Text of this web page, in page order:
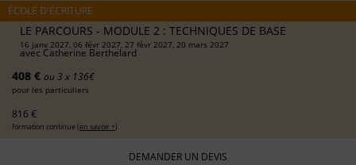
ÉCOLE D'ÉCRITURE
LE PARCOURS - MODULE 2 : TECHNIQUES DE BASE
16 janv 2027, 06 févr 2027, 27 févr 2027, 20 mars 2027
avec Catherine Berthelard
408 € ou 3 x 136€
pour les particuliers
816 €
formation continue (en savoir +)
DEMANDER UN DEVIS